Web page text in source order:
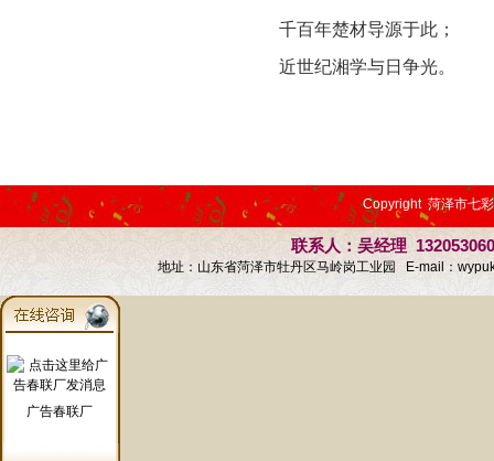
千百年楚材导源于此；
近世纪湘学与日争光。
Copyright 菏泽市七
联系人：吴经理
地址：山东省菏泽市牡丹区马岭岗工业园 E-mail：
广告春联厂